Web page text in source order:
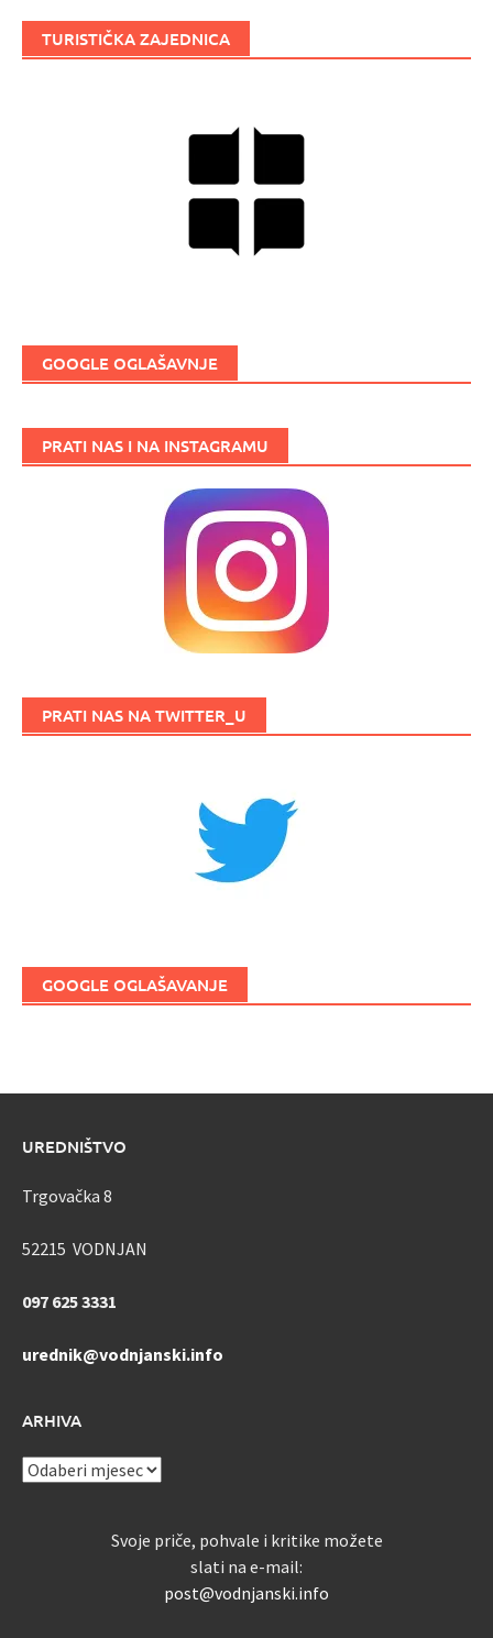
TURISTIČKA ZAJEDNICA
GOOGLE OGLAŠAVNJE
PRATI NAS I NA INSTAGRAMU
PRATI NAS NA TWITTER_U
GOOGLE OGLAŠAVANJE
UREDNIŠTVO
Trgovačka 8
52215 VODNJAN
097 625 3331
urednik@vodnjanski.info
ARHIVA
ARHIVA
Svoje priče, pohvale i kritike možete
slati na e-mail:
post@vodnjanski.info